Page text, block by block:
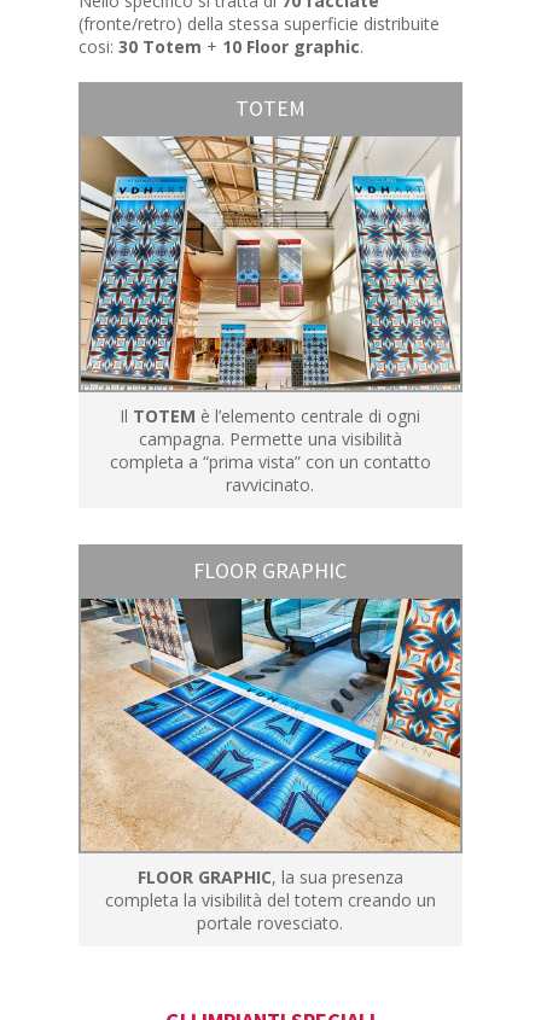
(fronte/retro) della stessa superficie distribuite
cosi: 30 Totem + 10 Floor graphic.
TOTEM
Il TOTEM è l’elemento centrale di ogni
campagna. Permette una visibilità
completa a “prima vista” con un contatto
ravvicinato.
FLOOR GRAPHIC
FLOOR GRAPHIC, la sua presenza
completa la visibilità del totem creando un
portale rovesciato.